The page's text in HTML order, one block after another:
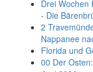
Drei Wochen
- Die
2
Nappanee
Florida und
00 Der